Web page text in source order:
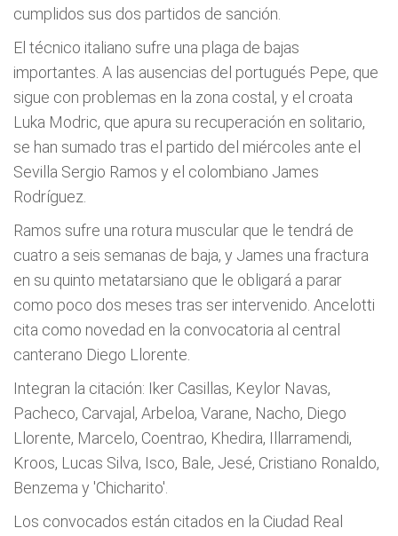
cumplidos sus dos partidos de sanción.
El técnico italiano sufre una plaga de bajas
importantes. A las ausencias del portugués Pepe, que
sigue con problemas en la zona costal, y el croata
Luka Modric, que apura su recuperación en solitario,
se han sumado tras el partido del miércoles ante el
Sevilla Sergio Ramos y el colombiano James
Rodríguez.
Ramos sufre una rotura muscular que le tendrá de
cuatro a seis semanas de baja, y James una fractura
en su quinto metatarsiano que le obligará a parar
como poco dos meses tras ser intervenido. Ancelotti
cita como novedad en la convocatoria al central
canterano Diego Llorente.
Integran la citación: Iker Casillas, Keylor Navas,
Pacheco, Carvajal, Arbeloa, Varane, Nacho, Diego
Llorente, Marcelo, Coentrao, Khedira, Illarramendi,
Kroos, Lucas Silva, Isco, Bale, Jesé, Cristiano Ronaldo,
Benzema y 'Chicharito'.
Los convocados están citados en la Ciudad Real